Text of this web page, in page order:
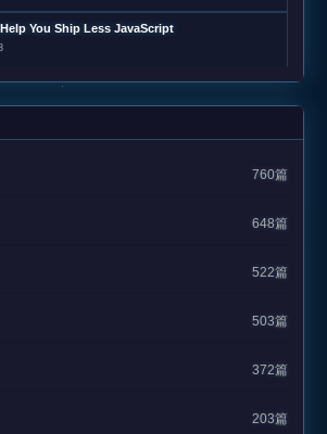
You Ship Less JavaScript
760篇
648篇
522篇
503篇
372篇
203篇